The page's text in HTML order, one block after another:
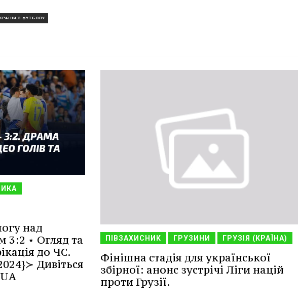
З ФУТБОЛУ
над
3:2 ⋆ Огляд та
до ЧС.
Дивіться
ПІВЗАХИСНИК ГРУЗИНИ ГРУЗІЯ (КРАЇНА)
Фінішна стадія для української
збірної: анонс зустрічі Ліги націй
проти Грузії.